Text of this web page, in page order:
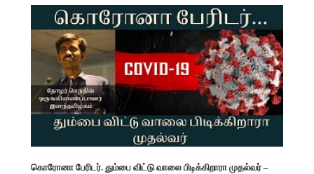
கொரோனா பேரிடர். தும்பை விட்டு வாலை பிடிக்கிறாரா முதல்வர் –